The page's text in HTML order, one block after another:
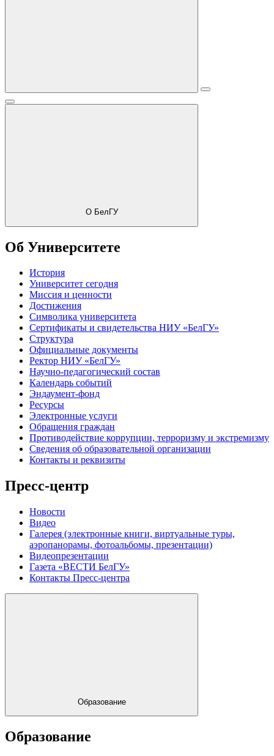
О БелГУ
Об Университете
История
Университет сегодня
Миссия и ценности
Достижения
Символика университета
Сертификаты и свидетельства НИУ «БелГУ»
Структура
Официальные документы
Ректор НИУ «БелГУ»
Научно-педагогический состав
Календарь событий
Эндаумент-фонд
Ресурсы
Электронные услуги
Обращения граждан
Противодействие коррупции, терроризму и экстремизму
Сведения об образовательной организации
Контакты и реквизиты
Пресс-центр
Новости
Видео
Галерея (электронные книги, виртуальные туры,
аэропанорамы, фотоальбомы, презентации)
Видеопрезентации
Газета «ВЕСТИ БелГУ»
Контакты Пресс-центра
Образование
Образование